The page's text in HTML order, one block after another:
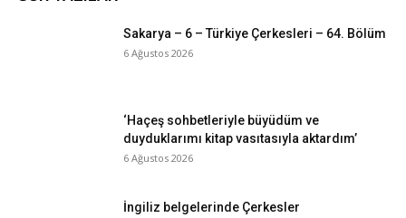
Sakarya – 6 – Türkiye Çerkesleri – 64. Bölüm
6 Ağustos 2026
‘Haçeş sohbetleriyle büyüdüm ve
duyduklarımı kitap vasıtasıyla aktardım’
6 Ağustos 2026
İngiliz belgelerinde Çerkesler